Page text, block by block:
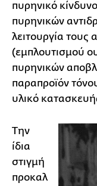
πυρηνικό
πυρηνικών
λειτουργία τους
(εμπλουτισμού
πυρηνικών
παραπροϊόν
υλικό
Την
ίδια
στιγμή
προκαλ